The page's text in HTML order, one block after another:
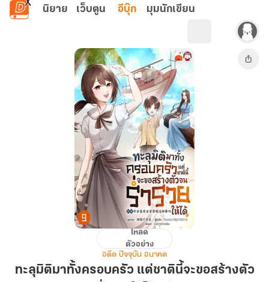
ข้ามไปยังเนื้อหาหลัก
นิยาย เว็บตูน อีบุ๊ก มุมนักเขียน
มา
โหลด
ตัวอย่าง
อดีต ปัจจุบัน อนาคต
ทะลุมิติมาทั้งครอบครัว แต่ชาตินี้จะขอสร้างตัว